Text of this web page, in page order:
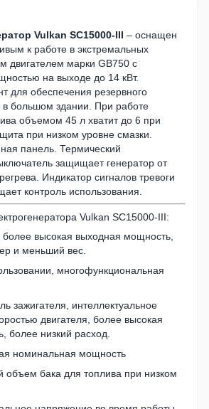
Vulkan SC15000-III – оснащен
к работе в экстремальных
двигателем марки GB750 с
на выходе до 14 кВт.
для обеспечения резервного
в большом здании. При работе
объемом 45 л хватит до 6 при
при низком уровне смазки.
панель. Термический
защищает генератор от
Индикатор сигналов тревоги
контроль использования.
Vulkan SC15000-III:
высокая выходная мощность,
и меньший вес.
многофункциональная
зажигателя, интеллектуальное
двигателя, более высокая
более низкий расход.
номинальная мощность
объем бака для топлива при низком